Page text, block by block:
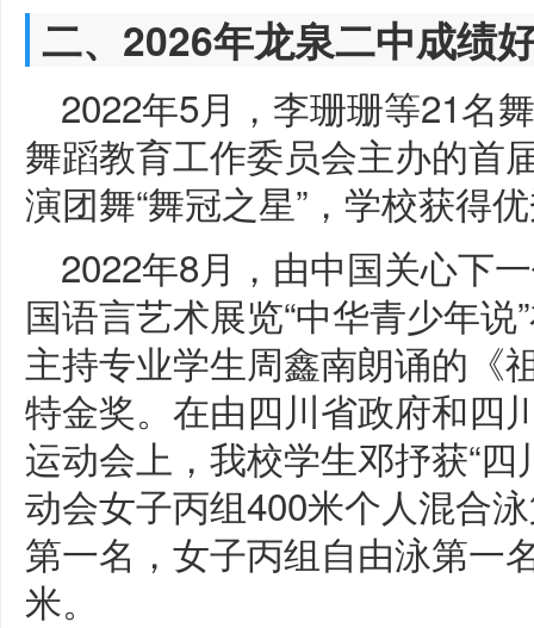
二、2026年龙泉二中成绩
2022年5月，李珊珊等21名
舞蹈教育工作委员会主办的首
演团舞“舞冠之星”，学校获得
2022年8月，由中国关心下
国语言艺术展览“中华青少年
主持专业学生周鑫南朗诵的
特金奖。在由四川省政府和四
运动会上，我校学生邓抒获“
动会女子丙组400米个人混合
第一名，女子丙组自由泳第一
米。